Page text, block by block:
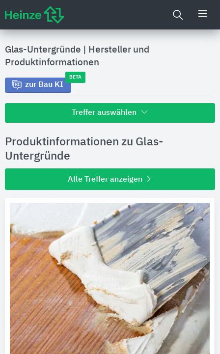
Glas-Untergründe
Hersteller und
Produktinformationen
zur Bau KI
BETA
Treffer auswählen
Hersteller
Produktinformationen
Ausschreibungstexte
CAD-Details
Architekturobjekte
Expertenprofile
Produktinformationen zu Glas-
Untergründe
Alle Treffer anzeigen